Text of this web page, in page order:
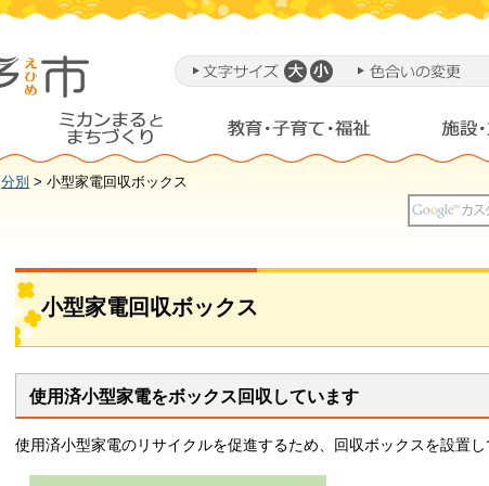
分別 > 小型家電回収ボックス
小型家電回収ボックス
使用済小型家電をボックス回収しています
使用済小型家電のリサイクルを促進するため、回収ボックスを設置し